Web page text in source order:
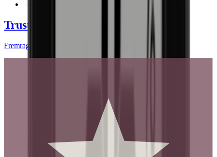
Trustpilot
Fremragende